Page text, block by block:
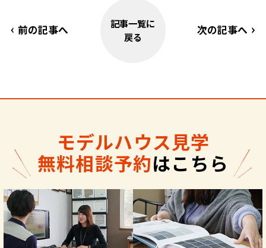
前の記事へ
記事一覧に
戻る
次の記事へ
モデルハウス見学
無料相談予約はこちら